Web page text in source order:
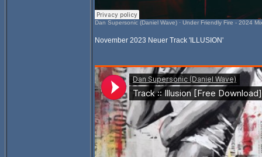
Dan Supersonic (Daniel Wave) · Under Friendly Fire - 2024
November 2023 Neuer Track 'ILLUSION'